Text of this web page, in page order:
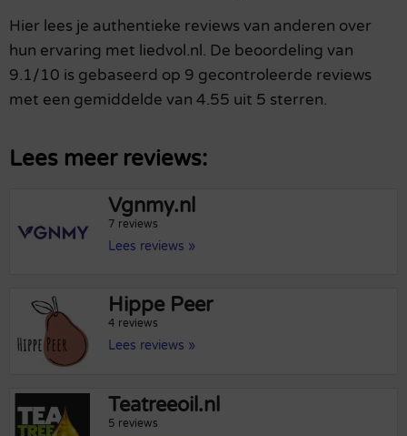
Hier lees je authentieke reviews van anderen over
hun ervaring met liedvol.nl. De beoordeling van
9.1/10 is gebaseerd op 9 gecontroleerde reviews
met een gemiddelde van 4.55 uit 5 sterren.
Lees meer reviews:
Vgnmy.nl
7 reviews
Lees reviews »
Hippe Peer
4 reviews
Lees reviews »
Teatreeoil.nl
5 reviews